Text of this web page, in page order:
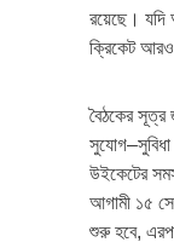
রয়েছে। যদি
ক্রিকেট
বৈঠকের সূত্র
উইকেটের
আগামী ১৫
শুরু হবে,